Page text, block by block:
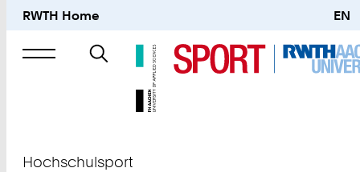
RWTH Home EN
Suche
nach
Hochschulsport